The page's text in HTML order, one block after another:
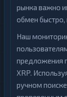
рынка важно
обмен быстро,
Наш
предложения
XRP.
ручном